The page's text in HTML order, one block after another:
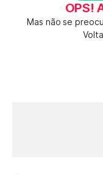
OPS!
Mas não se